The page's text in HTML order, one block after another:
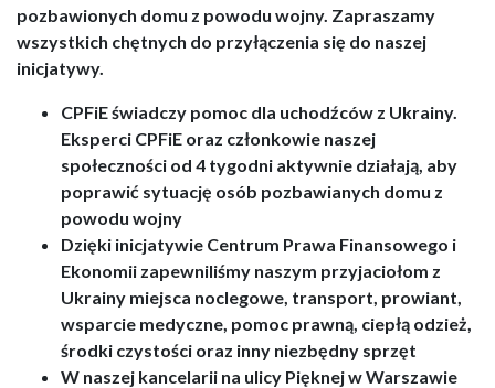
pozbawionych domu z powodu wojny. Zapraszamy
wszystkich chętnych do przyłączenia się do naszej
inicjatywy.
CPFiE świadczy pomoc dla uchodźców z Ukrainy.
Eksperci CPFiE oraz członkowie naszej
społeczności od 4 tygodni aktywnie działają, aby
poprawić sytuację osób pozbawianych domu z
powodu wojny
Dzięki inicjatywie Centrum Prawa Finansowego i
Ekonomii zapewniliśmy naszym przyjaciołom z
Ukrainy miejsca noclegowe, transport, prowiant,
wsparcie medyczne, pomoc prawną, ciepłą odzież,
środki czystości oraz inny niezbędny sprzęt
W naszej kancelarii na ulicy Pięknej w Warszawie